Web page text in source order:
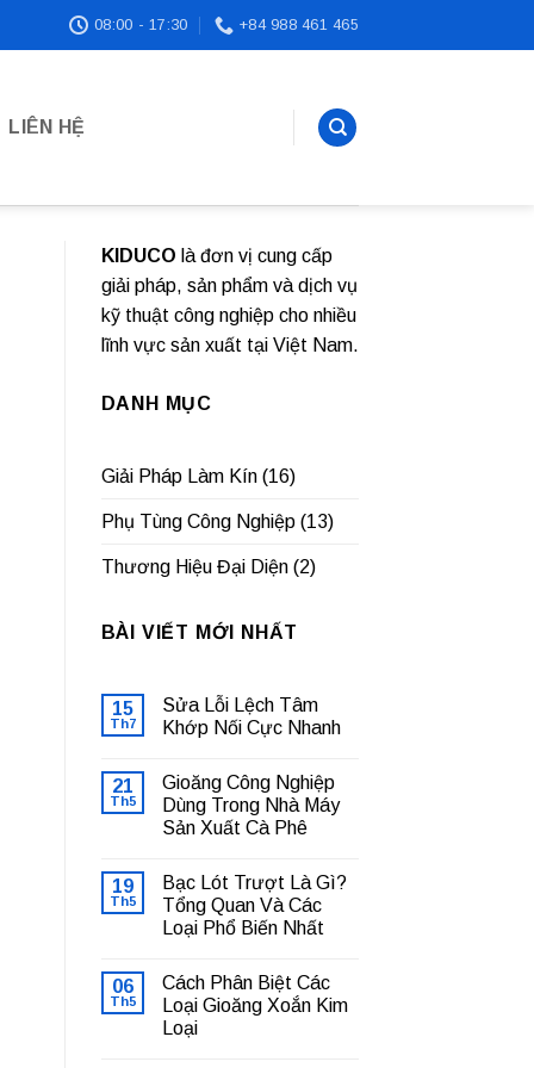
08:00 - 17:30 +84 988 461 465
LIÊN HỆ
KIDUCO là đơn vị cung cấp
giải pháp, sản phẩm và dịch vụ
kỹ thuật công nghiệp cho nhiều
lĩnh vực sản xuất tại Việt Nam.
DANH MỤC
Giải Pháp Làm Kín(16)
Phụ Tùng Công Nghiệp(13)
Thương Hiệu Đại Diện(2)
BÀI VIẾT MỚI NHẤT
15
Th7
Sửa Lỗi Lệch Tâm
Khớp Nối Cực Nhanh
bình
luận
ở
Sửa
Tâm
Khớp
Nối
Cực
Nhanh
21
Th5
Gioăng Công Nghiệp
Dùng Trong Nhà Máy
Sản Xuất Cà Phê
bình
luận
ở
Gioăng
Dùng
Trong
Nhà
Máy
Sản
19
Th5
Bạc Lót Trượt Là Gì?
Tổng Quan Và Các
Loại Phổ Biến Nhất
bình
luận
ở
Bạc
06
Th5
Cách Phân Biệt Các
Loại Gioăng Xoắn Kim
Loại